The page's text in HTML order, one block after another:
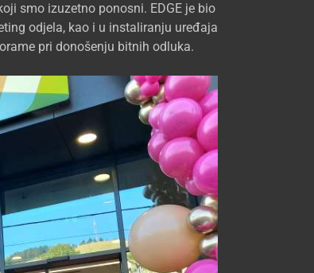
smo izuzetno ponosni. EDGE je bio
odjela, kao i u instaliranju uređaja
pri donošenju bitnih odluka.